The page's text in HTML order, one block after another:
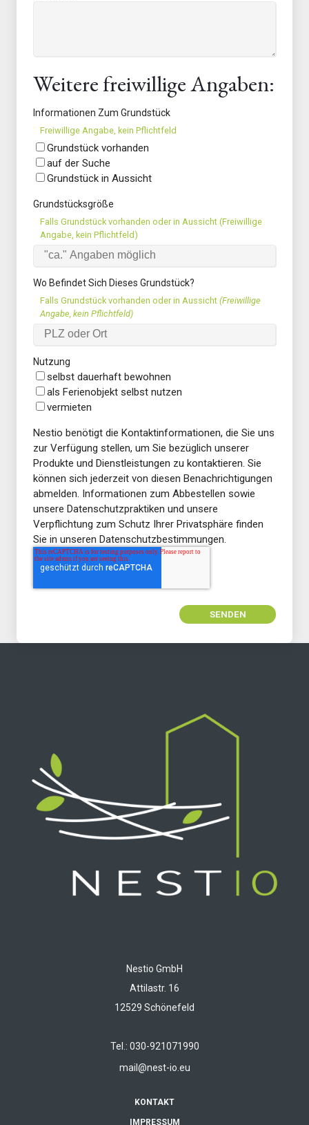
Weitere freiwillige Angaben:
Informationen Zum Grundstück
Freiwillige Angabe, kein Pflichtfeld
Grundstück vorhanden
auf der Suche
Grundstück in Aussicht
Grundstücksgröße
Falls Grundstück vorhanden oder in Aussicht (Freiwillige
Angabe, kein Pflichtfeld)
Wo Befindet Sich Dieses Grundstück?
Falls Grundstück vorhanden oder in Aussicht (Freiwillige
Angabe, kein Pflichtfeld)
Nutzung
selbst dauerhaft bewohnen
als Ferienobjekt selbst nutzen
vermieten
Nestio benötigt die Kontaktinformationen, die Sie uns
zur Verfügung stellen, um Sie bezüglich unserer
Produkte und Dienstleistungen zu kontaktieren. Sie
können sich jederzeit von diesen Benachrichtigungen
abmelden. Informationen zum Abbestellen sowie
unsere Datenschutzpraktiken und unsere
Verpflichtung zum Schutz Ihrer Privatsphäre finden
Sie in unseren Datenschutzbestimmungen.
Nestio GmbH
Attilastr. 16
12529 Schönefeld
Tel.: 030-921071990
mail@nest-io.eu
KONTAKT
IMPRESSUM